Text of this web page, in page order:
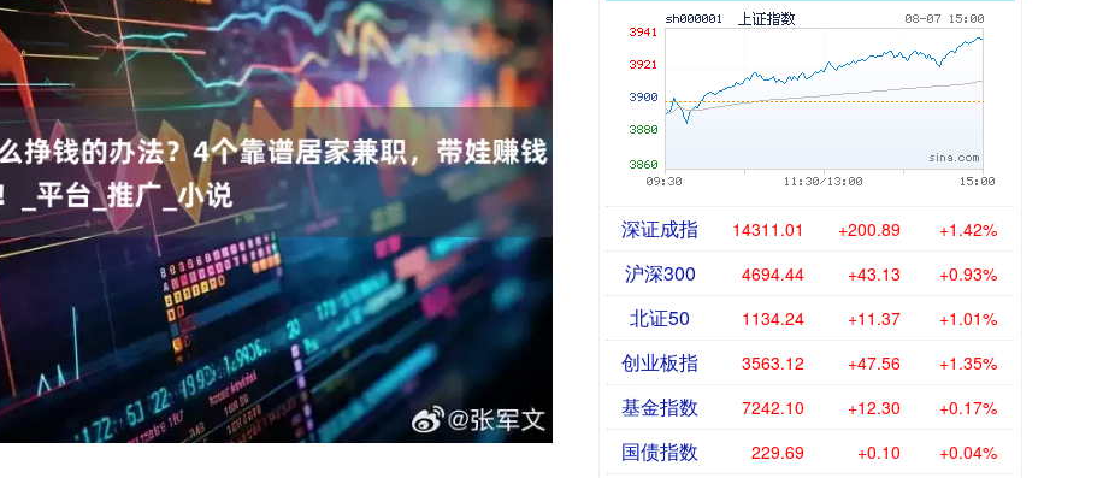
深证成指 14311.01 +200.89 +1.42%
沪深300 4694.44 +43.13 +0.93%
北证50 1134.24 +11.37 +1.01%
创业板指 3563.12 +47.56 +1.35%
基金指数 7242.10 +12.30 +0.17%
国债指数 229.69 +0.10 +0.04%